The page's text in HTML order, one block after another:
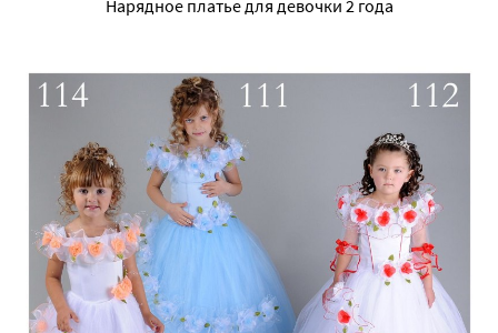
Нарядное платье для девочки 2 года